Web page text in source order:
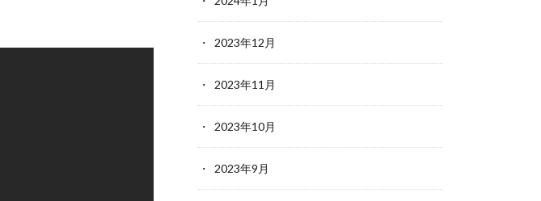
2023年12月
2023年11月
2023年10月
2023年9月